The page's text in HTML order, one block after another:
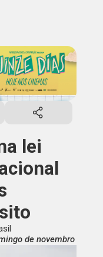
lei
de novembro